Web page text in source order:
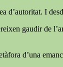
d’autoritat. I
gaudir de
d’una